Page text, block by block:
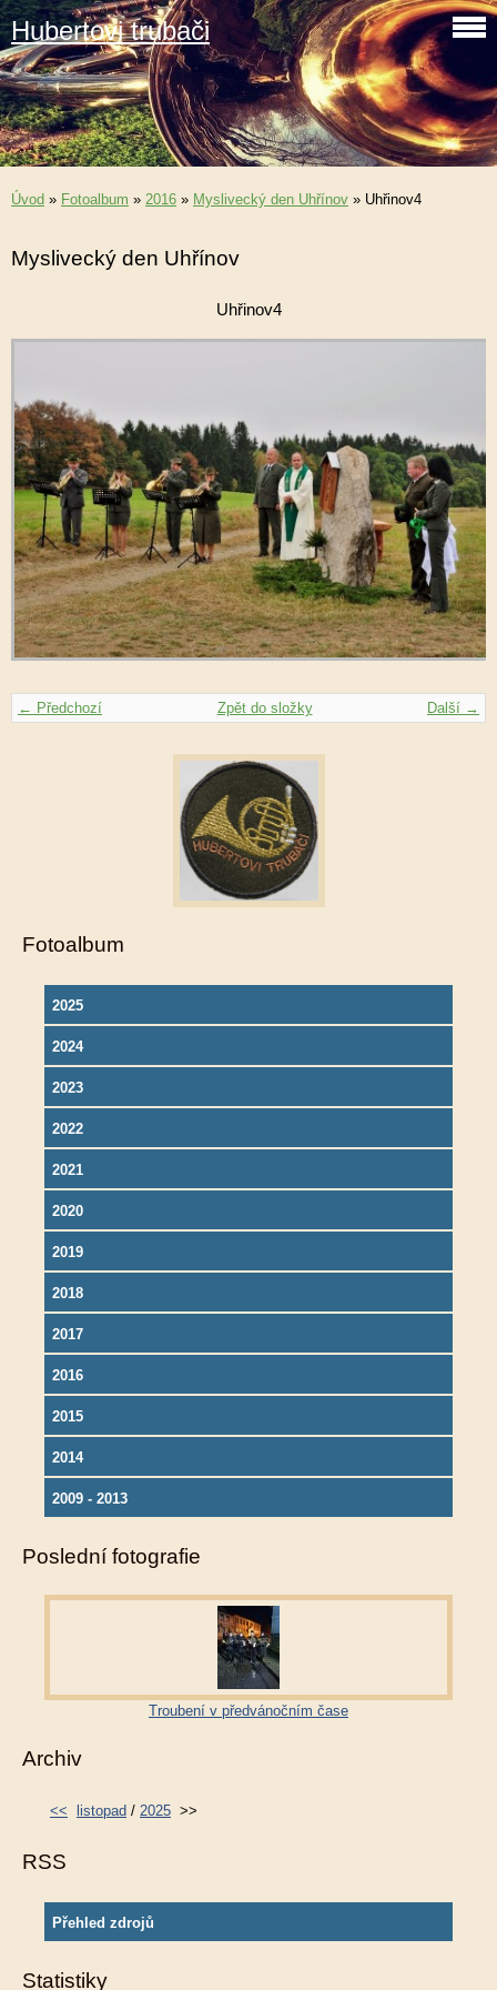
Hubertovi trubači
Úvod » Fotoalbum » 2016 » Myslivecký den Uhřínov » Uhřinov4
Myslivecký den Uhřínov
Uhřinov4
← Předchozí Další →
Zpět do složky
Fotoalbum
2025
2024
2023
2022
2021
2020
2019
2018
2017
2016
2015
2014
2009 - 2013
Poslední fotografie
Troubení v předvánočním čase
Archiv
<< listopad / 2025 >>
RSS
Přehled zdrojů
Statistiky